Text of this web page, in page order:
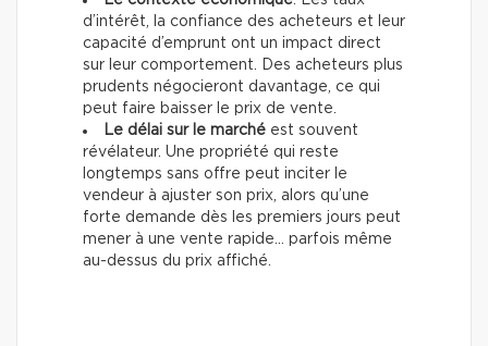
d’intérêt, la confiance des acheteurs et leur
capacité d’emprunt ont un impact direct
sur leur comportement. Des acheteurs plus
prudents négocieront davantage, ce qui
peut faire baisser le prix de vente.
Le délai sur le marché est souvent
révélateur. Une propriété qui reste
longtemps sans offre peut inciter le
vendeur à ajuster son prix, alors qu’une
forte demande dès les premiers jours peut
mener à une vente rapide… parfois même
au-dessus du prix affiché.